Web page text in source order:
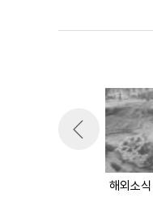
해외소식